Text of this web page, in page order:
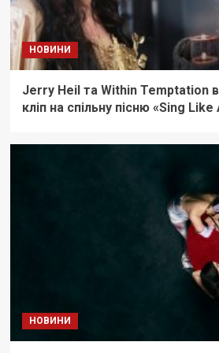
НОВИНИ
Jerry Heil та Within Temptation
кліп на спільну пісню «Sing
НОВИНИ